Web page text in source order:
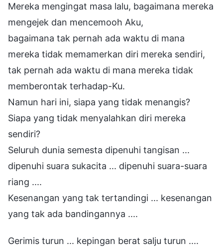
Mereka mengingat masa lalu, bagaimana mereka
mengejek dan mencemooh Aku,
bagaimana tak pernah ada waktu di mana
mereka tidak memamerkan diri mereka sendiri,
tak pernah ada waktu di mana mereka tidak
memberontak terhadap-Ku.
Namun hari ini, siapa yang tidak menangis?
Siapa yang tidak menyalahkan diri mereka
sendiri?
Seluruh dunia semesta dipenuhi tangisan ...
dipenuhi suara sukacita ... dipenuhi suara-suara
riang ....
Kesenangan yang tak tertandingi ... kesenangan
yang tak ada bandingannya ....
Gerimis turun ... kepingan berat salju turun ....